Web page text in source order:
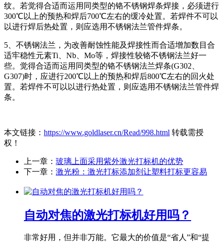
纹。若觉得合适而运用同类型的铬不锈钢焊条焊接，必须进行
300℃以上的预热和焊后700℃左右的缓冷处置。若焊件不可以
以进行焊后热处置，则应选用不锈钢法兰管件焊条。
5、不锈钢法兰，为改善耐蚀性能及焊接性而合适增加数目合
适牢稳性元素Ti、Nb、Mo等，焊接性较铬不锈钢法兰好一
些。觉得合适而运用同类型的铬不锈钢法兰焊条(G302、
G307)时，应进行200℃以上的预热和焊后800℃左右的回火处
置。若焊件不可以以进行热处置，则应选用不锈钢法兰管件焊
条。
本文链接： https://www.goldlaser.cn/Read/998.html 转载需授
权！
上一章： 玻璃上面采用紫外激光打标机的优势
下一章： 激光粉：激光打标添加剂让塑料打标更容易
自动对焦的激光打标机好用吗？
非常好用，但并非万能。它最大的价值是“省人”和“提